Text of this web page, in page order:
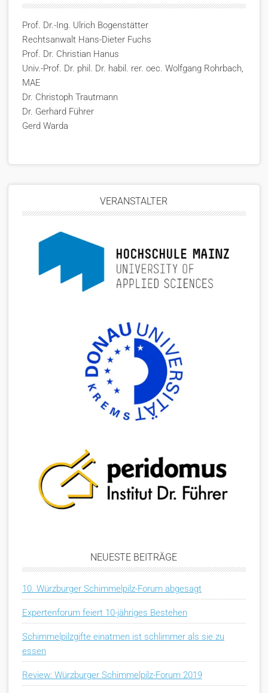
Prof. Dr.-Ing. Ulrich Bogenstätter
Rechtsanwalt Hans-Dieter Fuchs
Prof. Dr. Christian Hanus
Univ.-Prof. Dr. phil. Dr. habil. rer. oec. Wolfgang Rohrbach,
MAE
Dr. Christoph Trautmann
Dr. Gerhard Führer
Gerd Warda
VERANSTALTER
NEUESTE BEITRÄGE
10. Würzburger Schimmelpilz-Forum abgesagt
Expertenforum feiert 10-jähriges Bestehen
Schimmelpilzgifte einatmen ist schlimmer als sie zu
essen
Review: Würzburger Schimmelpilz-Forum 2019